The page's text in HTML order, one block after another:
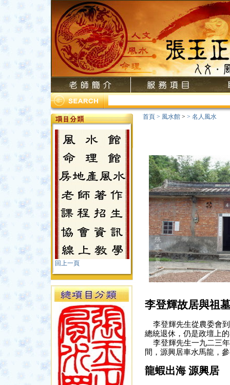
回上一頁
首頁 > 風水館 > > 名人風水
李登輝故居與祖
李登輝先生從農委會
總統退休，仍是政壇上
李登輝先生一九二三
間，源興居車水馬龍，
龍蝦出海 源興居